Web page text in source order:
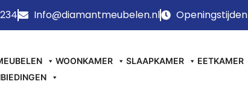
Info@diamantmeubelen.nl Openingstijden
WOONKAMER SLAAPKAMER EETKAMER